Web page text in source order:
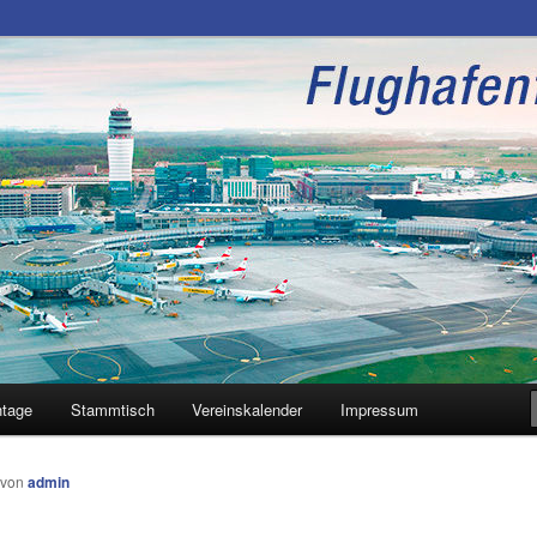
Wien
Stammtisch Vereinskalender Impressum
von admin